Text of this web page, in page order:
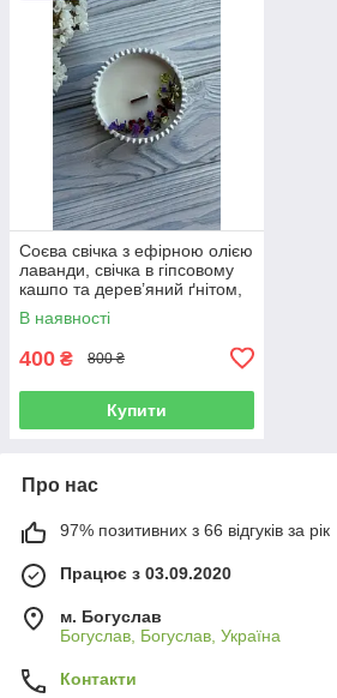
Соєва свічка з ефірною олією
лаванди, свічка в гіпсовому
кашпо та дерев’яний ґнітом,
крафтова соєва свічка без
кришки
В наявності
400 ₴ 800 ₴
Купити
Про нас
97% позитивних з 66 відгуків за рік
Працює з 03.09.2020
м. Богуслав
Богуслав, Богуслав, Україна
Контакти